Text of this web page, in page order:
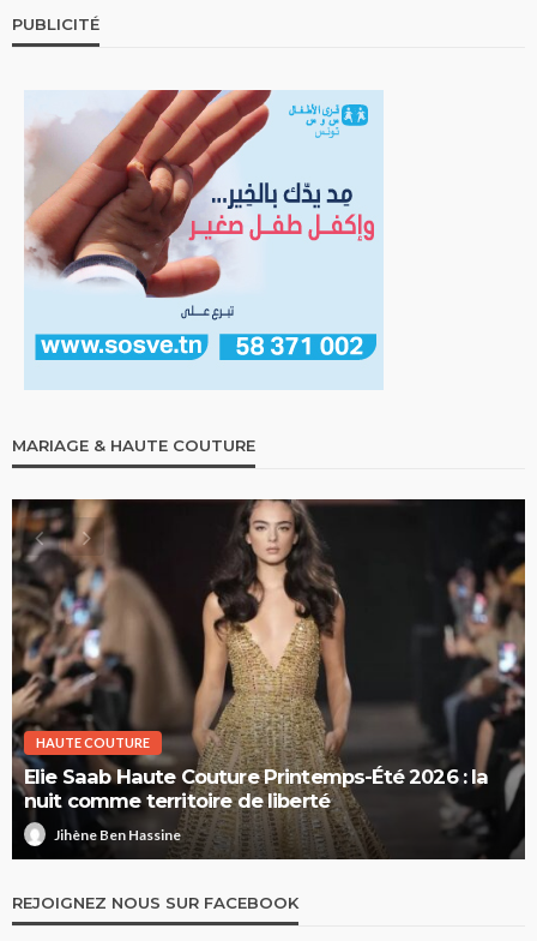
PUBLICITÉ
MARIAGE & HAUTE COUTURE
HAUTE COUTURE
Elie Saab Haute Couture Printemps-Été 2026 : la
nuit comme territoire de liberté
Jihène Ben Hassine
REJOIGNEZ NOUS SUR FACEBOOK